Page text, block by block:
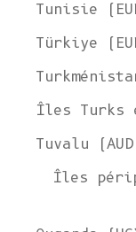
Tunisie
Türkiye
Îles Turks
Tuvalu
Îles